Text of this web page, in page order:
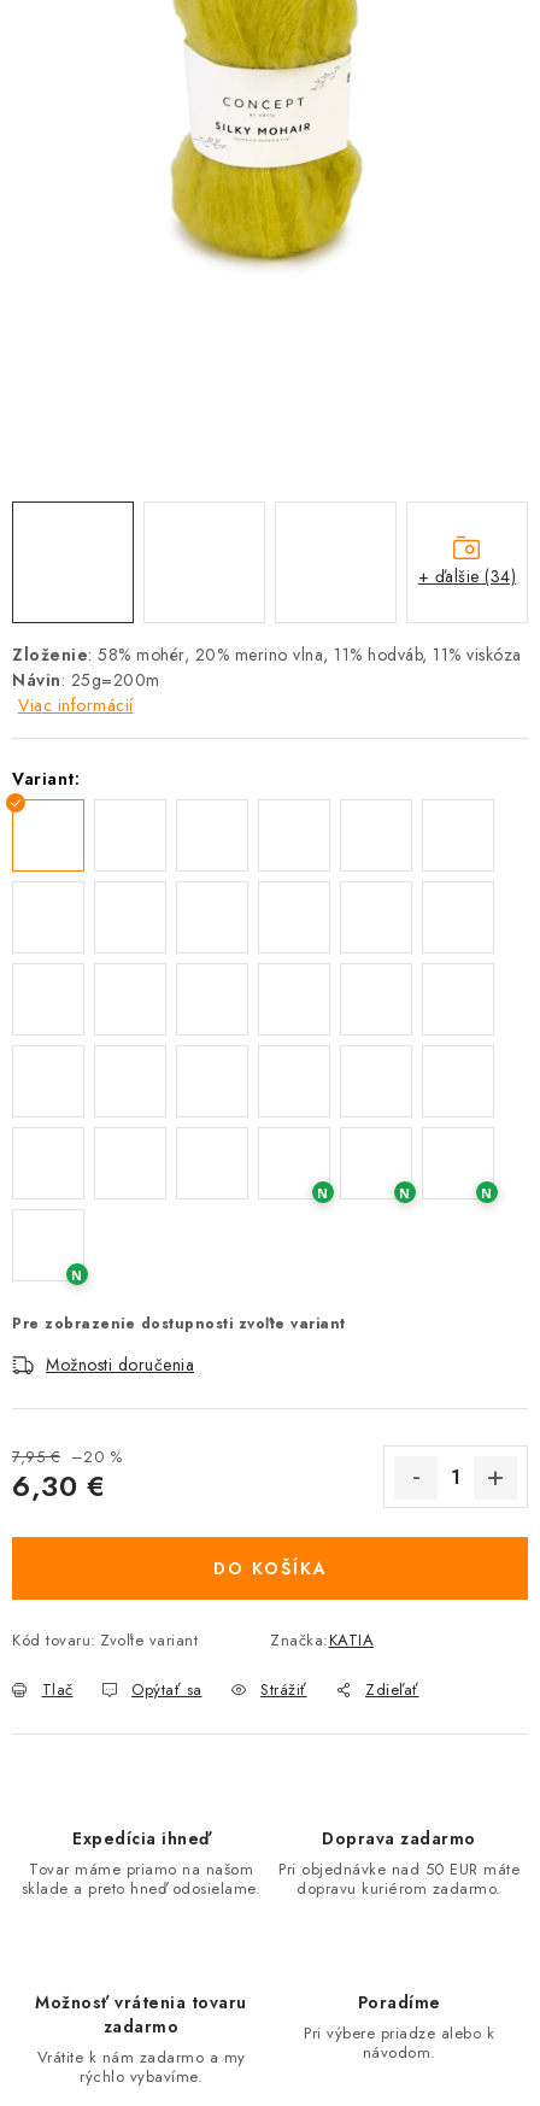
Zloženie: 58% mohér, 20% merino vlna, 11% hodváb, 11% viskóza
Návin: 25g=200m
Viac informácií
Variant:
N N N
N
Pre zobrazenie dostupnosti zvoľte variant
Možnosti doručenia
7,95 € –20 %
6,30 €
DO KOŠÍKA
Kód tovaru: Zvoľte variant Značka:KATIA
Tlač Opýtať sa Strážiť Zdieľať
+ ďalšie (34)
Expedícia ihneď
Tovar máme priamo na našom
sklade a preto hneď odosielame.
Doprava zadarmo
Pri objednávke nad 50 EUR máte
dopravu kuriérom zadarmo.
Možnosť vrátenia tovaru
zadarmo
Vrátite k nám zadarmo a my
rýchlo vybavíme.
Poradíme
Pri výbere priadze alebo k
návodom.